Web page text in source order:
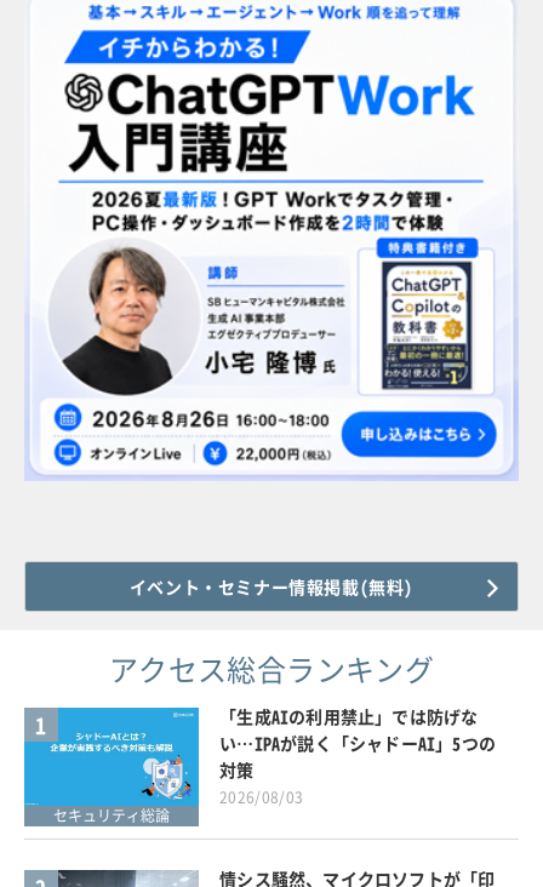
イベント・セミナー情報掲載(無料)
アクセス総合ランキング
1
セキュリティ総論
「生成AIの利用禁止」では防げな
い…IPAが説く「シャドーAI」5つの
対策
2026/08/03
情シス騒然、マイクロソフトが「印